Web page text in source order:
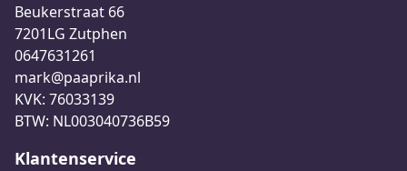
Beukerstraat 66
7201LG Zutphen
0647631261
mark@paaprika.nl
KVK: 76033139
BTW: NL003040736B59
Klantenservice